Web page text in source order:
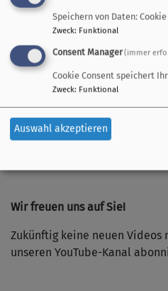
hier:https://
Konfirmation 3 und 4: Sonntag,
9:00 Uhr
Den Link zum Gottesdienst
11:30 Uhr
Den Link zum Gottesdienst
https://
Wir freuen uns auf Sie!
Zukünftig keine neuen Videos
unseren YouTube-Kanal
Speichern von Daten:
Zweck: Funktional
Consent Manager(immer
Cookie Consent speichert
Zweck: Funktional
Auswahl akzeptieren